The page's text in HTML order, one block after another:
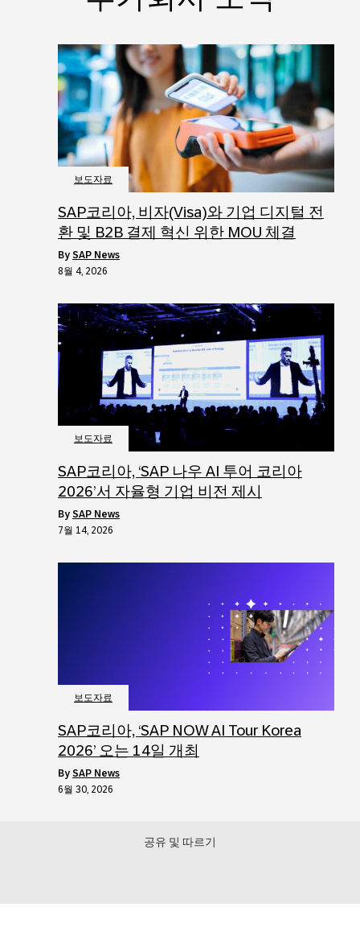
보도자료
SAP코리아, 비자(Visa)와 기업 디지털 전
환 및 B2B 결제 혁신 위한 MOU 체결
by SAP News
8월 4, 2026
보도자료
SAP코리아, ‘SAP 나우 AI 투어 코리아
2026’서 자율형 기업 비전 제시
by SAP News
7월 14, 2026
보도자료
SAP코리아, ‘SAP NOW AI Tour Korea
2026’ 오는 14일 개최
by SAP News
6월 30, 2026
공유 및 따르기